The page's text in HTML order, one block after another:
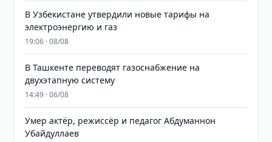
В Узбекистане утвердили новые тарифы на
электроэнергию и газ
19:06 · 08/08
В Ташкенте переводят газоснабжение на
двухэтапную систему
14:49 · 06/08
Умер актёр, режиссёр и педагог Абдуманнон
Убайдуллаев